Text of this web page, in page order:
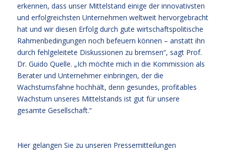
erkennen, dass unser Mittelstand einige der innovativsten
und erfolgreichsten Unternehmen weltweit hervorgebracht
hat und wir diesen Erfolg durch gute wirtschaftspolitische
Rahmenbedingungen noch befeuern können – anstatt ihn
durch fehlgeleitete Diskussionen zu bremsen“, sagt Prof.
Dr. Guido Quelle. „Ich möchte mich in die Kommission als
Berater und Unternehmer einbringen, der die
Wachstumsfahne hochhält, denn gesundes, profitables
Wachstum unseres Mittelstands ist gut für unsere
gesamte Gesellschaft.“
Hier gelangen Sie zu unseren Pressemitteilungen